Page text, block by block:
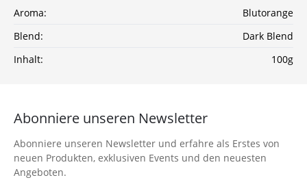
Aroma:
Blutorange
Blend:
Dark Blend
Inhalt:
100g
Anmelden
zur
Abonniere unseren Newsletter
Abonniere unseren Newsletter und erfahre als Erstes von
neuen Produkten, exklusiven Events und den neuesten
Angeboten.